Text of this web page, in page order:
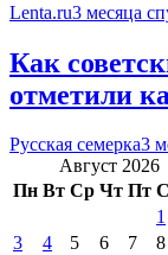
Lenta.ru3 месяца
Как
отметили
Русская семерка3
Август 2026
Пн Вт Ср Чт Пт
1
3
4 5 6 7 8